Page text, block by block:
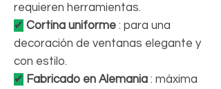
requieren herramientas.
✔ Cortina uniforme : para una
decoración de ventanas elegante y
con estilo.
✔ Fabricado en Alemania : máxima